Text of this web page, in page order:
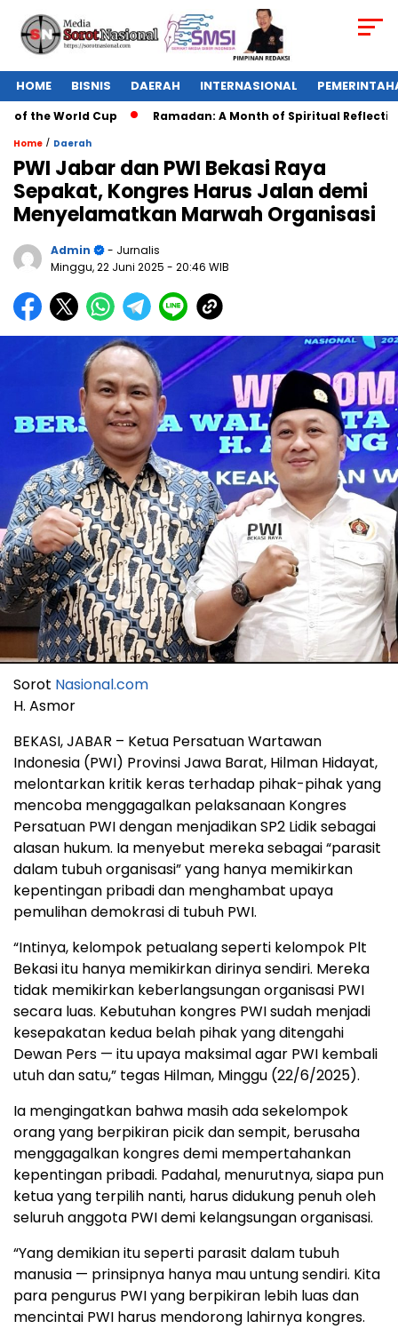
HOME BISNIS DAERAH INTERNASIONAL
the World Cup Ramadan: A Month of Spiritual Reflection,
Home / Daerah
PWI Jabar dan PWI Bekasi Raya
Sepakat, Kongres Harus Jalan demi
Menyelamatkan Marwah Organisasi
Admin
- Jurnalis
Minggu, 22 Juni 2025 - 20:46 WIB
Sorot Nasional.com
H. Asmor
BEKASI, JABAR – Ketua Persatuan Wartawan
Indonesia (PWI) Provinsi Jawa Barat, Hilman Hidayat,
melontarkan kritik keras terhadap pihak-pihak yang
mencoba menggagalkan pelaksanaan Kongres
Persatuan PWI dengan menjadikan SP2 Lidik sebagai
alasan hukum. Ia menyebut mereka sebagai “parasit
dalam tubuh organisasi” yang hanya memikirkan
kepentingan pribadi dan menghambat upaya
pemulihan demokrasi di tubuh PWI.
“Intinya, kelompok petualang seperti kelompok Plt
Bekasi itu hanya memikirkan dirinya sendiri. Mereka
tidak memikirkan keberlangsungan organisasi PWI
secara luas. Kebutuhan kongres PWI sudah menjadi
kesepakatan kedua belah pihak yang ditengahi
Dewan Pers — itu upaya maksimal agar PWI kembali
utuh dan satu,” tegas Hilman, Minggu (22/6/2025).
Ia mengingatkan bahwa masih ada sekelompok
orang yang berpikiran picik dan sempit, berusaha
menggagalkan kongres demi mempertahankan
kepentingan pribadi. Padahal, menurutnya, siapa pun
ketua yang terpilih nanti, harus didukung penuh oleh
seluruh anggota PWI demi kelangsungan organisasi.
“Yang demikian itu seperti parasit dalam tubuh
manusia — prinsipnya hanya mau untung sendiri. Kita
para pengurus PWI yang berpikiran lebih luas dan
mencintai PWI harus mendorong lahirnya kongres.